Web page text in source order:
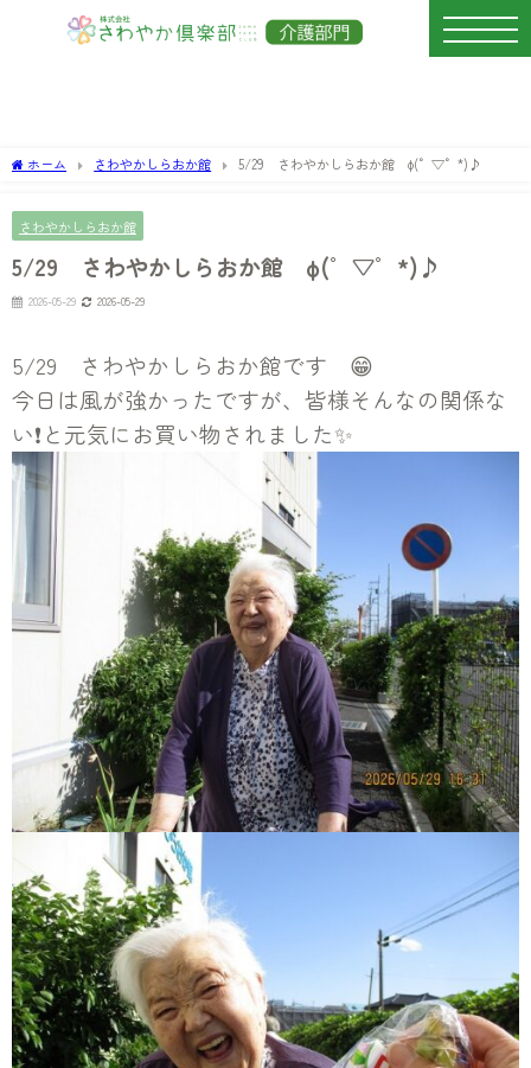
ホーム さわやかしらおか館 5/29 さわやかしらおか館 φ(゜▽゜*)♪
さわやかしらおか館
5/29 さわやかしらおか館 φ(゜▽゜*)♪
2026-05-29 2026-05-29
5/29 さわやかしらおか館です 😁
今日は風が強かったですが、皆様そんなの関係な
い❗と元気にお買い物されました✨